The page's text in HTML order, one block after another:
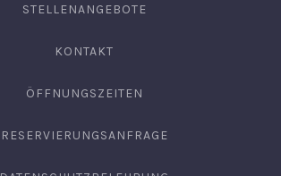
STELLENANGEBOTE
KONTAKT
ÖFFNUNGSZEITEN
RESERVIERUNGSANFRAGE